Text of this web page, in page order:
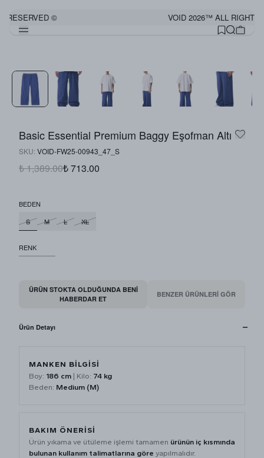
RESERVED © VOID 2026™ ALL RIGHTS
Basic Essential Premium Baggy Eşofman Altı
SKU: VOID-FW25-00943_47_S
₺ 1,389.00₺ 713.00
BEDEN
S
M L XL
RENK
ÜRÜN STOKTA OLDUĞUNDA BENI
HABERDAR ET
BENZER ÜRÜNLERİ GÖR
Ürün Detayı
MANKEN BİLGİSİ
Boy: 186 cm | Kilo: 74 kg
Beden: Medium (M)
BAKIM ÖNERİSİ
Ürün yıkama ve ütüleme işlemi tamamen ürünün iç kısmında
bulunan kullanım talimatlarına göre yapılmalıdır.